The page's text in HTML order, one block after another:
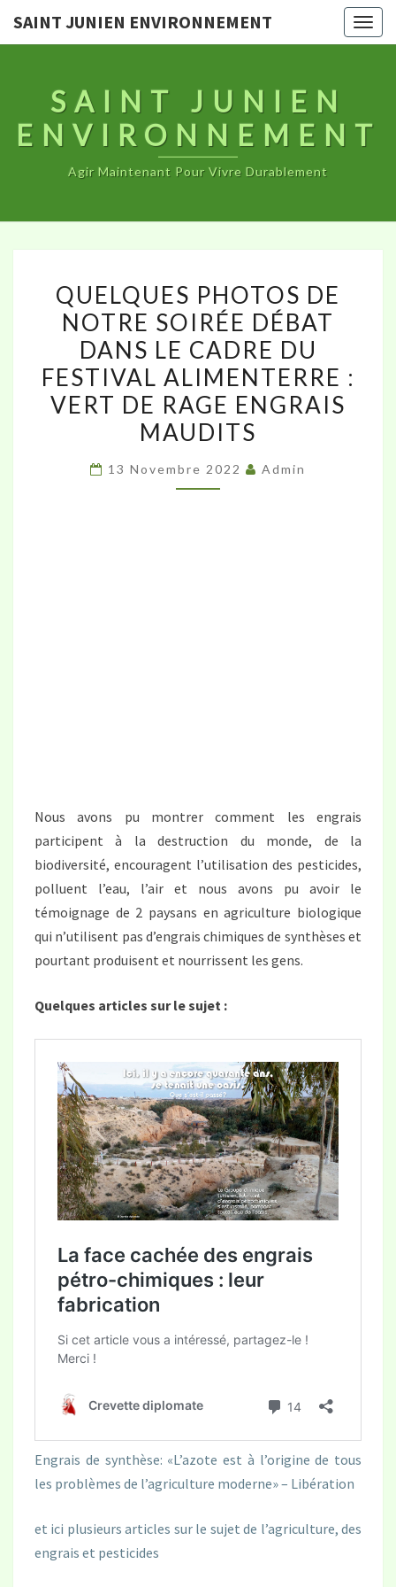
SAINT JUNIEN ENVIRONNEMENT
SAINT JUNIEN
ENVIRONNEMENT
Agir Maintenant Pour Vivre Durablement
PHOTOS
DE
NOTRE
SOIRÉE
DÉBAT
DANS
LE
CADRE
DU
QUELQUES PHOTOS DE
NOTRE SOIRÉE DÉBAT
DANS LE CADRE DU
FESTIVAL ALIMENTERRE :
VERT DE RAGE ENGRAIS
MAUDITS
13 Novembre 2022 Admin
Nous avons pu montrer comment les engrais
participent à la destruction du monde, de la
biodiversité, encouragent l’utilisation des pesticides,
polluent l’eau, l’air et nous avons pu avoir le
témoignage de 2 paysans en agriculture biologique
qui n’utilisent pas d’engrais chimiques de synthèses et
pourtant produisent et nourrissent les gens.
Quelques articles sur le sujet :
Engrais de synthèse: «L’azote est à l’origine de tous
les problèmes de l’agriculture moderne» – Libération
et ici plusieurs articles sur le sujet de l’agriculture, des
engrais et pesticides